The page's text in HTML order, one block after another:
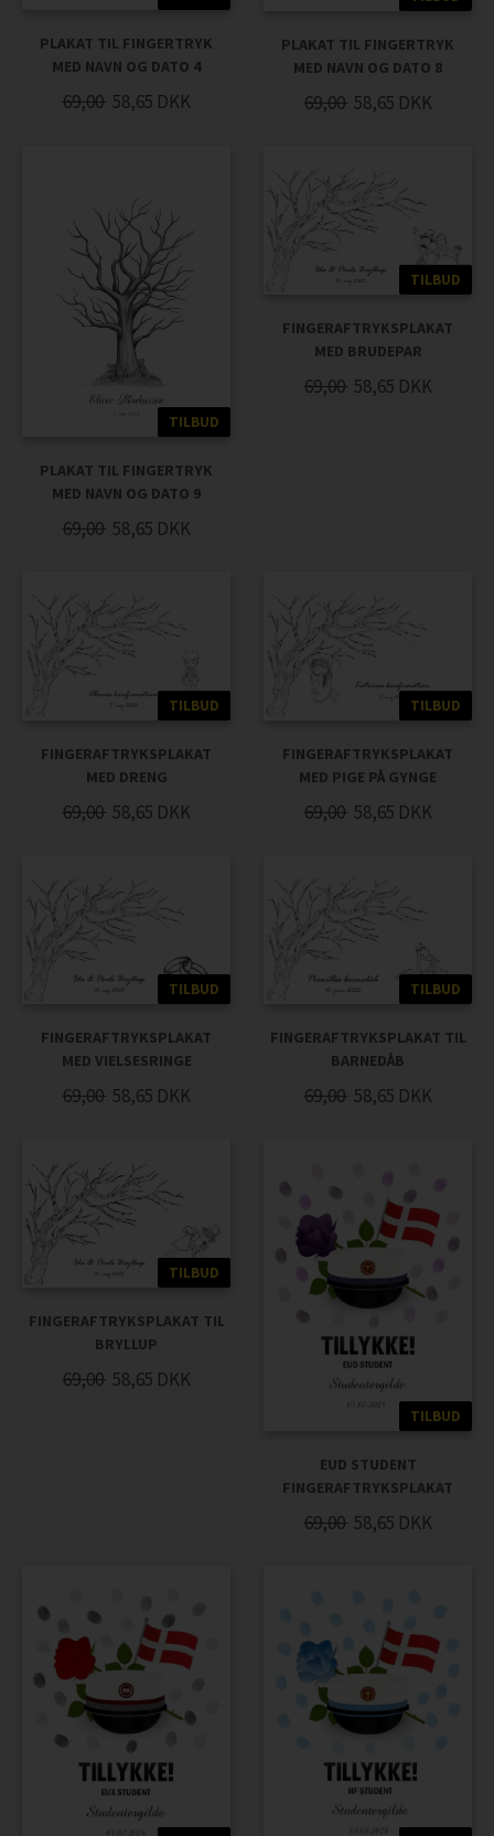
PLAKAT TIL FINGERTRYK
MED NAVN OG DATO 4
69,00 58,65 DKK
PLAKAT TIL FINGERTRYK
MED NAVN OG DATO 8
69,00 58,65 DKK
TILBUD
PLAKAT TIL FINGERTRYK
MED NAVN OG DATO 9
69,00 58,65 DKK
TILBUD
FINGERAFTRYKSPLAKAT
MED BRUDEPAR
69,00 58,65 DKK
TILBUD
FINGERAFTRYKSPLAKAT
MED DRENG
69,00 58,65 DKK
TILBUD
FINGERAFTRYKSPLAKAT
MED PIGE PÅ GYNGE
69,00 58,65 DKK
TILBUD
FINGERAFTRYKSPLAKAT
MED VIELSESRINGE
69,00 58,65 DKK
TILBUD
FINGERAFTRYKSPLAKAT TIL
BARNEDÅB
69,00 58,65 DKK
TILBUD
FINGERAFTRYKSPLAKAT TIL
BRYLLUP
69,00 58,65 DKK
TILBUD
EUD STUDENT
FINGERAFTRYKSPLAKAT
69,00 58,65 DKK